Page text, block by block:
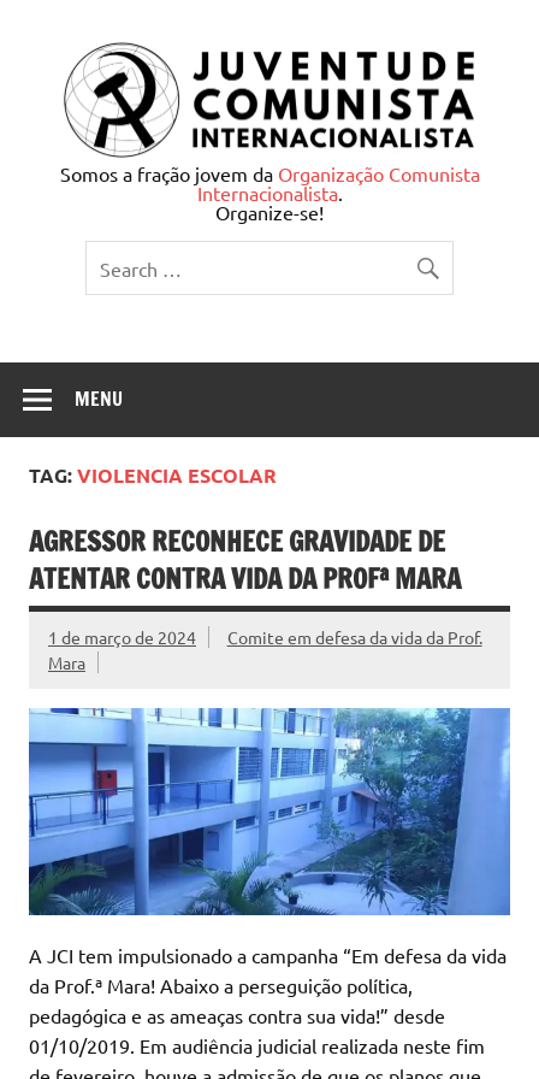
Juventude Comunista
Internacionalista
Somos a fração jovem da Organização Comunista
Internacionalista.
Organize-se!
MENU
TAG:VIOLENCIA ESCOLAR
AGRESSOR RECONHECE GRAVIDADE DE
ATENTAR CONTRA VIDA DA PROFª MARA
1 de março de 2024
Comite em defesa da vida da Prof.
Mara
A JCI tem impulsionado a campanha “Em defesa da vida
da Prof.ª Mara! Abaixo a perseguição política,
pedagógica e as ameaças contra sua vida!” desde
01/10/2019. Em audiência judicial realizada neste fim